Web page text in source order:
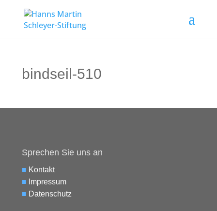
bindseil-510
Sprechen Sie uns an
■ Kontakt
■ Impressum
■ Datenschutz